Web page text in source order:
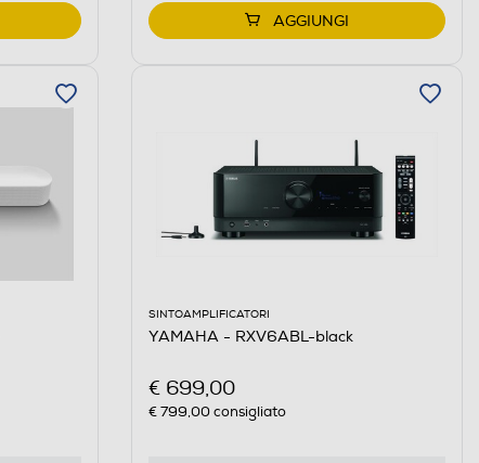
AGGIUNGI
SINTOAMPLIFICATORI
YAMAHA - RXV6ABL-black
€ 699,00
€ 799,00consigliato